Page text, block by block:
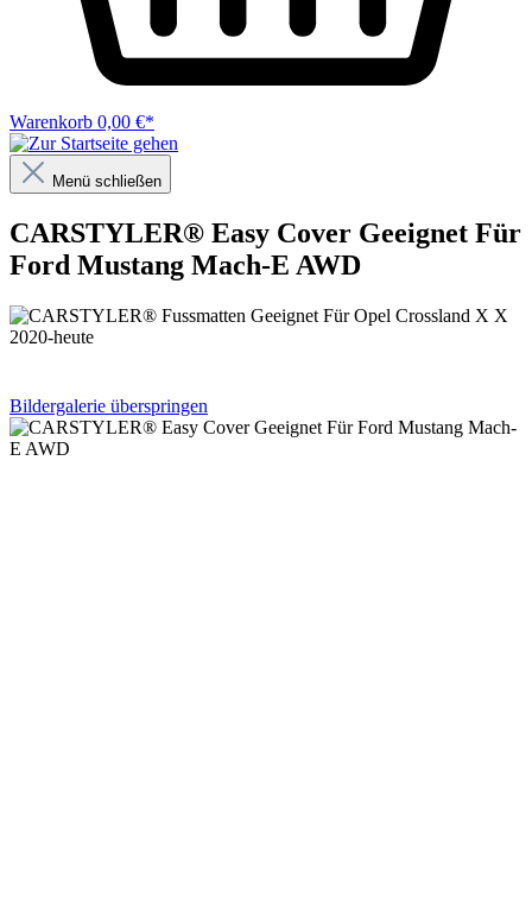
Warenkorb 0,00 €*
Menü schließen
CARSTYLER® Easy Cover Geeignet Für
Ford Mustang Mach-E AWD
Bildergalerie überspringen